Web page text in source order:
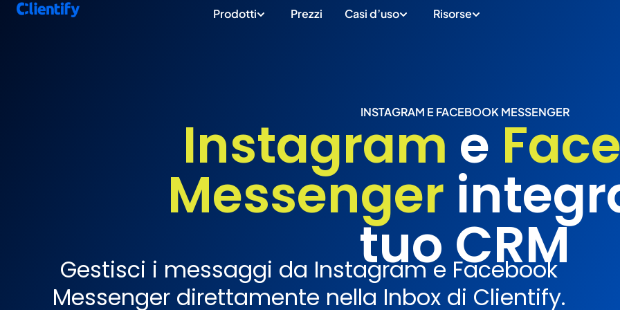
Prodotti Prezzi Casi d’uso Risorse
INSTAGRAM E FACEBOOK MESSENGER
Instagram e
Messenger
tuo CRM
Gestisci i messaggi da Instagram e Facebook
Messenger direttamente nella Inbox di Clientify.